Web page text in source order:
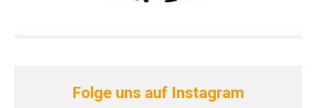
Folge uns auf Instagram